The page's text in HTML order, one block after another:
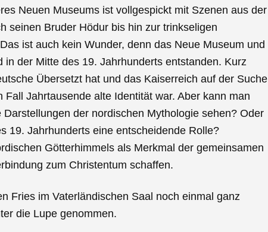
Neuen Museums ist vollgespickt mit Szenen aus der
seinen Bruder Hödur bis hin zur trinkseligen
ist auch kein Wunder, denn das Neue Museum und
der Mitte des 19. Jahrhunderts entstanden. Kurz
Übersetzt hat und das Kaiserreich auf der Suche
Jahrtausende alte Identität war. Aber kann man
der nordischen Mythologie sehen? Oder
19. Jahrhunderts eine entscheidende Rolle?
Götterhimmels als Merkmal der gemeinsamen
zum Christentum schaffen.
Fries im Vaterländischen Saal noch einmal ganz
die Lupe genommen.